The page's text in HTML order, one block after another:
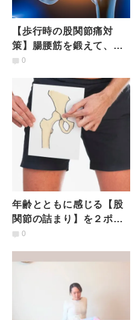
【歩行時の股関節痛対
策】腸腰筋を鍛えて、股
関節を曲げるのがツライ
トトレ」
0
年齢とともに感じる【股
関節の詰まり】を２ポー
ズで解消！ 運動不足・
エクサ
0